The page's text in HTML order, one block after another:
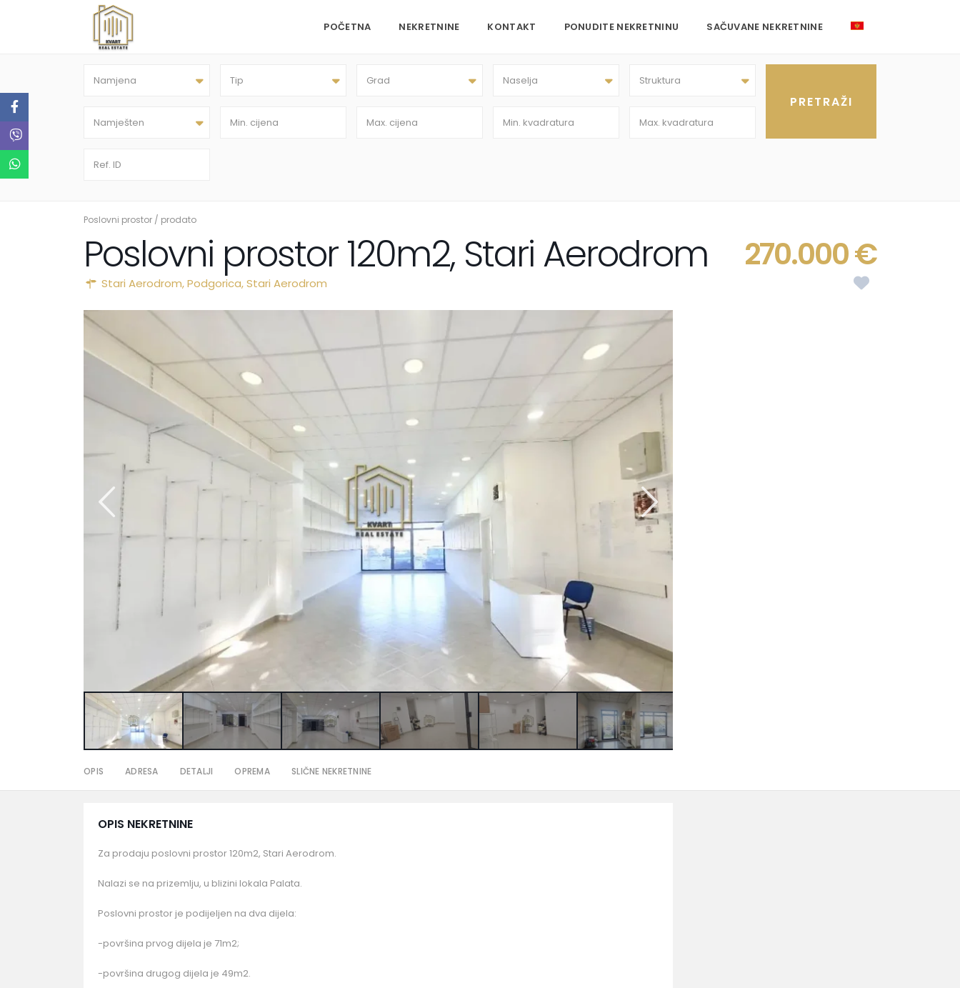
POČETNA NEKRETNINE KONTAKT PONUDITE NEKRETNINU SAČUVANE NEKRETNINE
Namjena Tip Grad Naselja Struktura
Namješten
Poslovni prostor / prodato
Poslovni prostor 120m2, Stari Aerodrom 270.000 €
Stari Aerodrom,Podgorica,Stari Aerodrom
OPIS ADRESA DETALJI OPREMA SLIČNE NEKRETNINE
OPIS NEKRETNINE
Za prodaju poslovni prostor 120m2, Stari Aerodrom.
Nalazi se na prizemlju, u blizini lokala Palata.
Poslovni prostor je podijeljen na dva dijela:
-površina prvog dijela je 71m2;
-površina drugog dijela je 49m2.